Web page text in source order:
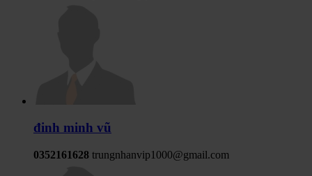
đinh minh vũ
0352161628 trungnhanvip1000@gmail.com